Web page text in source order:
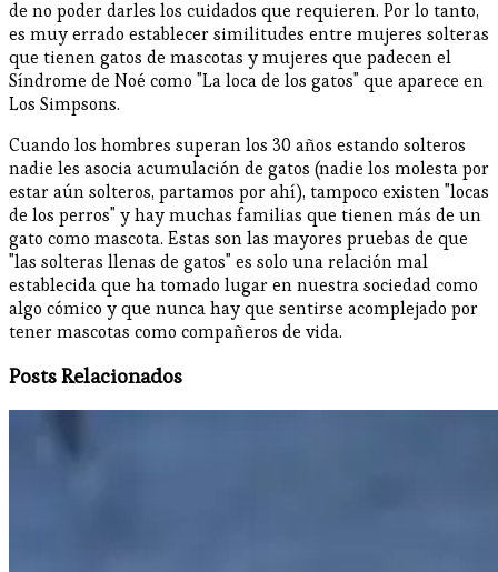
de no poder darles los cuidados que requieren. Por lo tanto,
es muy errado establecer similitudes entre mujeres solteras
que tienen gatos de mascotas y mujeres que padecen el
Síndrome de Noé como "La loca de los gatos" que aparece en
Los Simpsons.
Cuando los hombres superan los 30 años estando solteros
nadie les asocia acumulación de gatos (nadie los molesta por
estar aún solteros, partamos por ahí), tampoco existen "locas
de los perros" y hay muchas familias que tienen más de un
gato como mascota. Estas son las mayores pruebas de que
"las solteras llenas de gatos" es solo una relación mal
establecida que ha tomado lugar en nuestra sociedad como
algo cómico y que nunca hay que sentirse acomplejado por
tener mascotas como compañeros de vida.
Posts Relacionados